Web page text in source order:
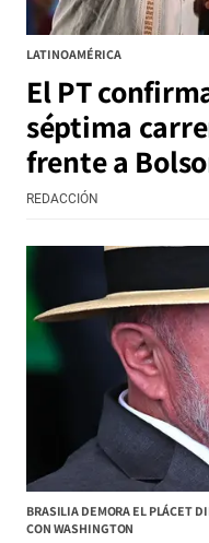
LATINOAMÉRICA
El PT
séptima
frente a
REDACCIÓN
BRASILIA DEMORA EL PLÁCET
CON WASHINGTON